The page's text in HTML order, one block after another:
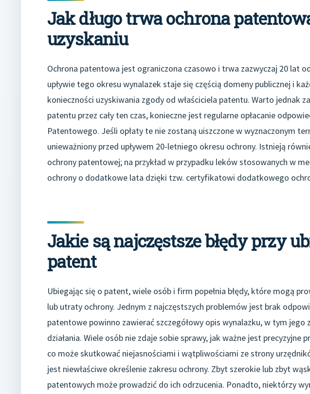
Jak długo trwa ochrona
uzyskaniu
Ochrona patentowa jest ograniczona czasowo i trwa zazwyczaj 20 lat
upływie tego okresu wynalazek staje się częścią domeny publicznej i
konieczności uzyskiwania zgody od właściciela patentu. Warto jednak
patentu przez cały ten czas, konieczne jest regularne opłacanie
Patentowego. Jeśli opłaty te nie zostaną uiszczone w wyznaczonym
unieważniony przed upływem 20-letniego okresu ochrony. Istnieją
ochrony patentowej; na przykład w przypadku leków stosowanych w
ochrony o dodatkowe lata dzięki tzw. certyfikatowi dodatkowego
Jakie są najczęstsze błędy przy
patent
Ubiegając się o patent, wiele osób i firm popełnia błędy, które mogą
lub utraty ochrony. Jednym z najczęstszych problemów jest brak
patentowe powinno zawierać szczegółowy opis wynalazku, w tym jego
działania. Wiele osób nie zdaje sobie sprawy, jak ważne jest precyzyjne
co może skutkować niejasnościami i wątpliwościami ze strony
jest niewłaściwe określenie zakresu ochrony. Zbyt szerokie lub zbyt
patentowych może prowadzić do ich odrzucenia. Ponadto, niektórzy